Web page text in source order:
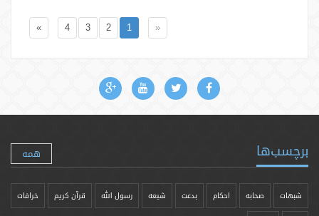
«
1
2
3
4
»
برچسب‌ها همه
شبهات صحابه احکام بدعت شیعه رسول الله قرآن کریم خرافات